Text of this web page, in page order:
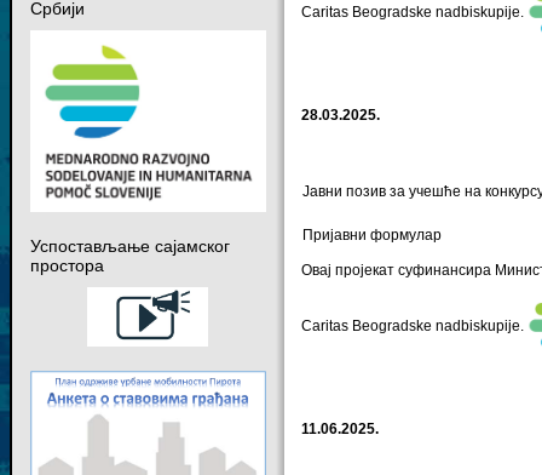
Caritas Beogradske nadbiskupije
28.03.2025.
Јавни позив за учешће на
Пријавни формулар
Овај пројекат суфинансира
Caritas Beogradske nadbiskupije.
11.06.2025.
Србији
Успостављање сајамског
простора